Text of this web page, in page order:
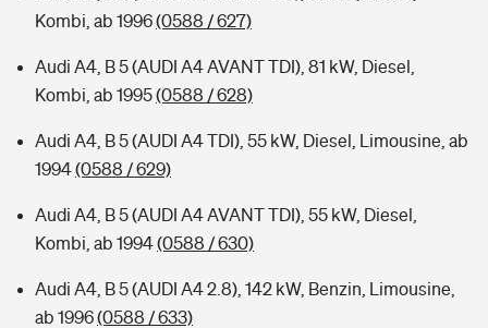
Kombi, ab 1996(0588 / 627)
Audi A4, B 5 (AUDI A4 AVANT TDI), 81 kW, Diesel,
Kombi, ab 1995(0588 / 628)
Audi A4, B 5 (AUDI A4 TDI), 55 kW, Diesel, Limousine, ab
1994(0588 / 629)
Audi A4, B 5 (AUDI A4 AVANT TDI), 55 kW, Diesel,
Kombi, ab 1994(0588 / 630)
Audi A4, B 5 (AUDI A4 2.8), 142 kW, Benzin, Limousine,
ab 1996(0588 / 633)